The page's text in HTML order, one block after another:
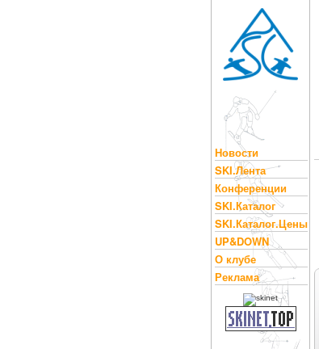
Новости
SKI.Лента
Конференции
SKI.Каталог
SKI.Каталог.Цены
UP&DOWN
О клубе
Реклама